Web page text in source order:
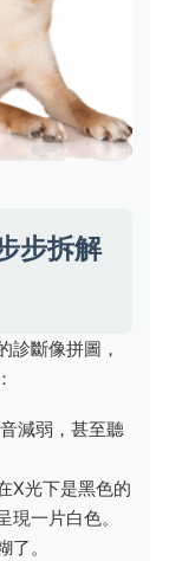
步拆解
診斷像拼圖，
減弱，甚至聽
X光下是黑色的
現一片白色。
。